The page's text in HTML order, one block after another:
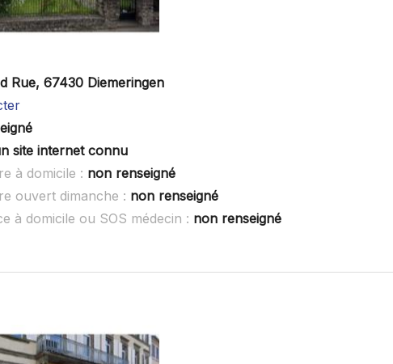
Rue, 67430 Diemeringen
site internet connu
à domicile : non renseigné
ouvert dimanche : non renseigné
à domicile ou SOS médecin : non renseigné